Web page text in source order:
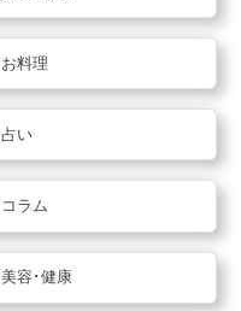
お料理
占い
コラム
美容･健康